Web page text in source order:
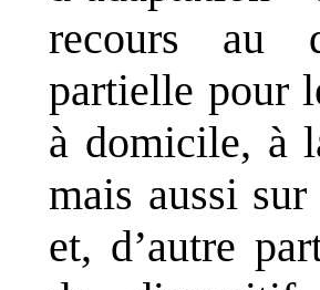
recours au
partielle pour
à domicile, à
mais aussi
et, d’autre